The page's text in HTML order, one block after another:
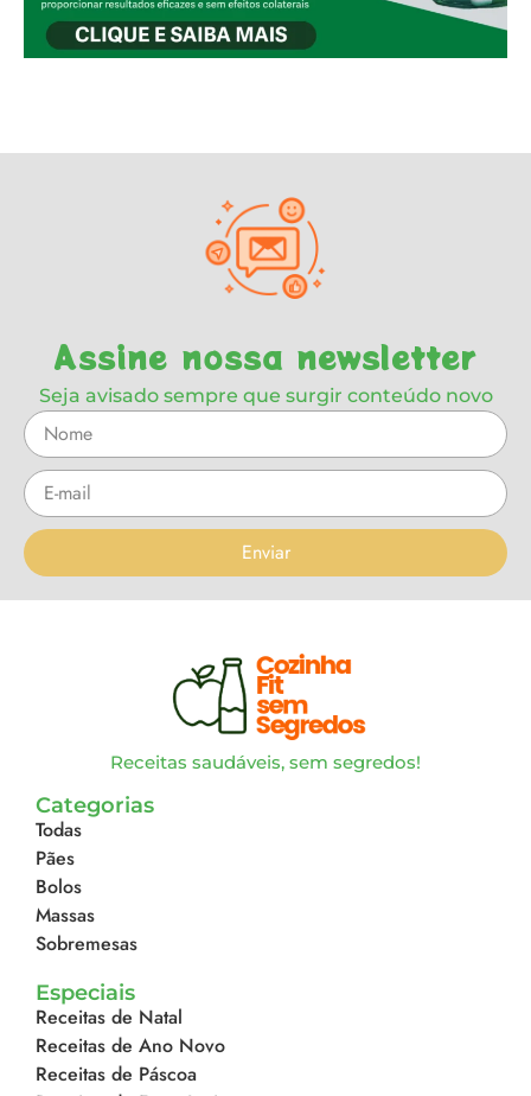
Assine nossa newsletter
Seja avisado sempre que surgir conteúdo novo
Enviar
Receitas saudáveis, sem segredos!
Categorias
Todas
Pães
Bolos
Massas
Sobremesas
Especiais
Receitas de Natal
Receitas de Ano Novo
Receitas de Páscoa